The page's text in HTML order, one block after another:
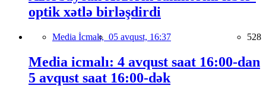
optik xətlə birləşdirdi
Media İcmalı, 05 avqust, 16:37 528
Media icmalı: 4 avqust saat 16:00-dan
5 avqust saat 16:00-dək